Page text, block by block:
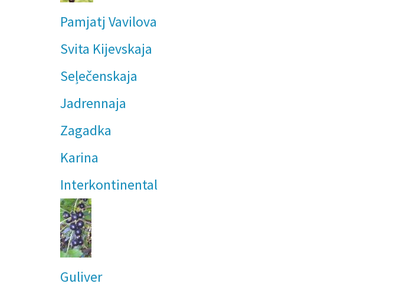
Pamjatj Vavilova
Svita Kijevskaja
Seļečenskaja
Jadrennaja
Zagadka
Karina
Interkontinental
Guliver